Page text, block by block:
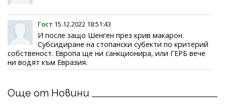
Гост 15.12.2022 18:51:43
И после защо Шенген през крив макарон.
Субсидиране на стопански субекти по критерий
собственост. Европа ще ни санкционира, или ГЕРБ вече
ни водят към Евразия.
Още от Новини